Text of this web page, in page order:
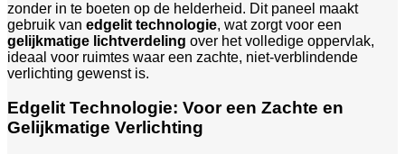
zonder in te boeten op de helderheid. Dit paneel maakt
gebruik van edgelit technologie, wat zorgt voor een
gelijkmatige lichtverdeling over het volledige oppervlak,
ideaal voor ruimtes waar een zachte, niet-verblindende
verlichting gewenst is.
Edgelit Technologie: Voor een Zachte en
Gelijkmatige Verlichting